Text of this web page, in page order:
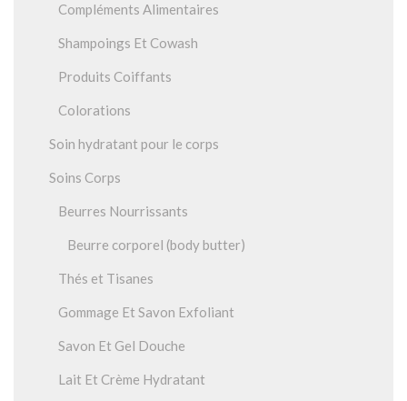
Compléments Alimentaires
Shampoings Et Cowash
Produits Coiffants
Colorations
Soin hydratant pour le corps
Soins Corps
Beurres Nourrissants
Beurre corporel (body butter)
Thés et Tisanes
Gommage Et Savon Exfoliant
Savon Et Gel Douche
Lait Et Crème Hydratant